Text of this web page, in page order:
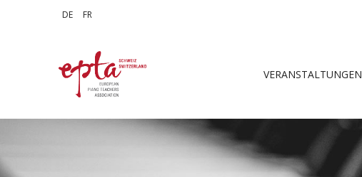
Sprache auswählen
DE FR
VERANSTALTUNGEN